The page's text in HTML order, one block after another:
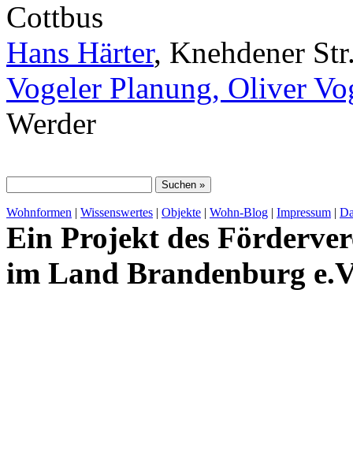
Cottbus
Hans Härter, Knehdener
Vogeler Planung, Oliver
Werder
Wohnformen | Wissenswertes | Objekte | Wohn-Blog | Impressum |
Ein Projekt des
im Land Brandenburg